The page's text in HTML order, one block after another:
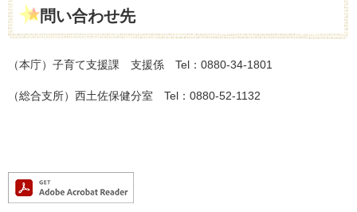
問い合わせ先
（本庁）子育て支援課 支援係 Tel：0880-34-1801
（総合支所）西土佐保健分室 Tel：0880-52-1132